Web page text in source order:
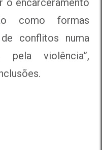
o encarceramento
como formas
conflitos numa
pela violência”,